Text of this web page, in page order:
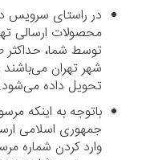
در راستای سرویس
محصولات ارسالی
تحویل داده می‌شود.
باتوجه به اینکه
جمهوری اسلامی
وارد کردن شماره